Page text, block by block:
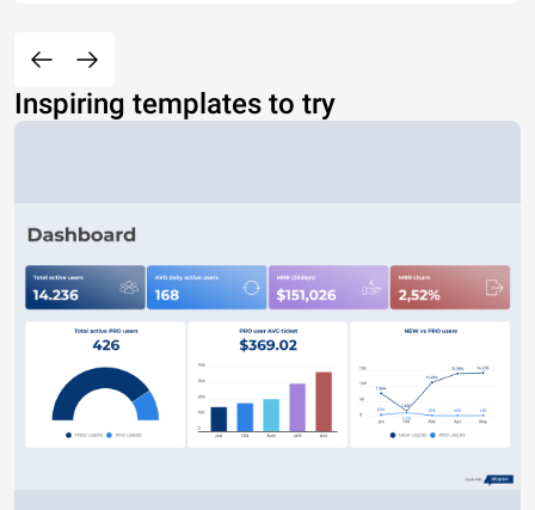
Inspiring templates to try